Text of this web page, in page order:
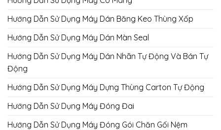
Hướng Dẫn Sử Dụng Máy Dán Băng Keo Thùng Xốp
Hướng Dẫn Sử Dụng Máy Dán Màn Seal
Hướng Dẫn Sử Dụng Máy Dán Nhãn Tự Động Và Bán Tự
Động
Hướng Dẫn Sử Dụng Máy Dựng Thùng Carton Tự Động
Hướng Dẫn Sử Dụng Máy Đóng Đai
Hướng Dẫn Sử Dụng Máy Đóng Gói Chăn Gối Nệm